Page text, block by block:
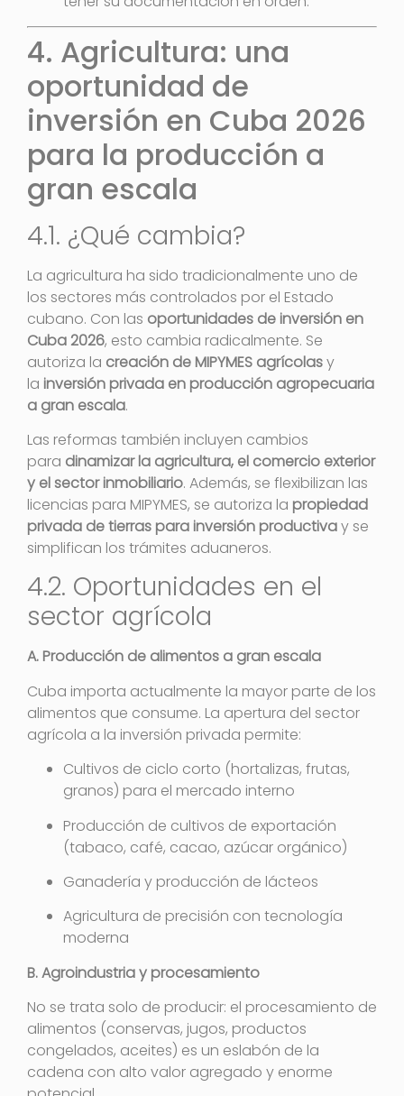
4. Agricultura: una
oportunidad de
inversión en Cuba 2026
para la producción a
gran escala
4.1. ¿Qué cambia?
La agricultura ha sido tradicionalmente uno de
los sectores más controlados por el Estado
cubano. Con las oportunidades de inversión en
Cuba 2026, esto cambia radicalmente. Se
autoriza la creación de MIPYMES agrícolasy
la inversión privada en producción agropecuaria
a gran escala.
Las reformas también incluyen cambios
para dinamizar la agricultura, el comercio exterior
y el sector inmobiliario. Además, se flexibilizan las
licencias para MIPYMES, se autoriza la propiedad
privada de tierras para inversión productivay se
simplifican los trámites aduaneros.
4.2. Oportunidades en el
sector agrícola
A. Producción de alimentos a gran escala
Cuba importa actualmente la mayor parte de los
alimentos que consume. La apertura del sector
agrícola a la inversión privada permite:
Cultivos de ciclo corto (hortalizas, frutas,
granos) para el mercado interno
Producción de cultivos de exportación
(tabaco, café, cacao, azúcar orgánico)
Ganadería y producción de lácteos
Agricultura de precisión con tecnología
moderna
B. Agroindustria y procesamiento
No se trata solo de producir: el procesamiento de
alimentos (conservas, jugos, productos
congelados, aceites) es un eslabón de la
cadena con alto valor agregado y enorme